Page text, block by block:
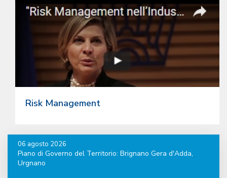
Risk Management
06 agosto 2026
Piano di Governo del Territorio: Brignano Gera d'Adda,
Urgnano